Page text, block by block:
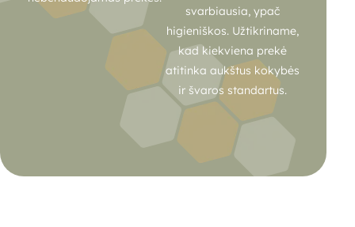
svarbiausia, ypač
higieniškos. Užtikriname,
kad kiekviena prekė
atitinka aukštus kokybės
ir švaros standartus.